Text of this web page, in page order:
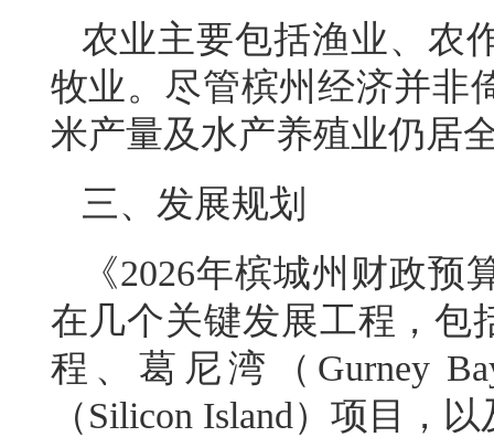
农业主要包括渔业、农
牧业。尽管槟州经济并非
米产量及水产养殖业仍居
三、发展规划
《2026年槟城州财政
在几个关键发展工程，包
程、葛尼湾（Gurney
（Silicon Island）项目，